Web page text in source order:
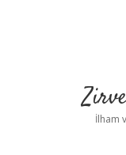
İlham